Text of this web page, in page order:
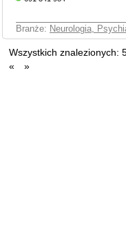
Branże: Neurologia,
Wszystkich znalezionych:
«
»